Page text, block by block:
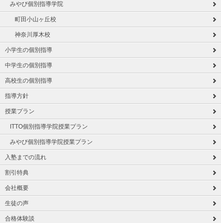
みやび個別指導学院
町田小山ヶ丘校
神奈川厚木校
小学生の個別指導
中学生の個別指導
高校生の個別指導
指導方針
授業プラン
ITTO個別指導学院授業プラン
みやび個別指導学院授業プラン
入塾までの流れ
割引特典
会社概要
生徒の声
合格体験談